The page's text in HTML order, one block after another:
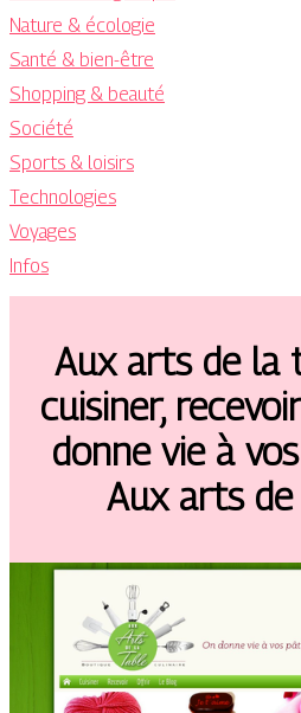
Nature & écologie
Santé & bien-être
Shopping & beauté
Société
Sports & loisirs
Technologies
Voyages
Infos
Aux arts de la
cuisiner,
donne vie à
Aux arts